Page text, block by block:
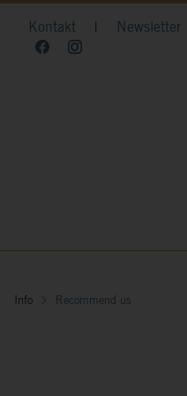
Kontakt Newsletter
Info Recommend us